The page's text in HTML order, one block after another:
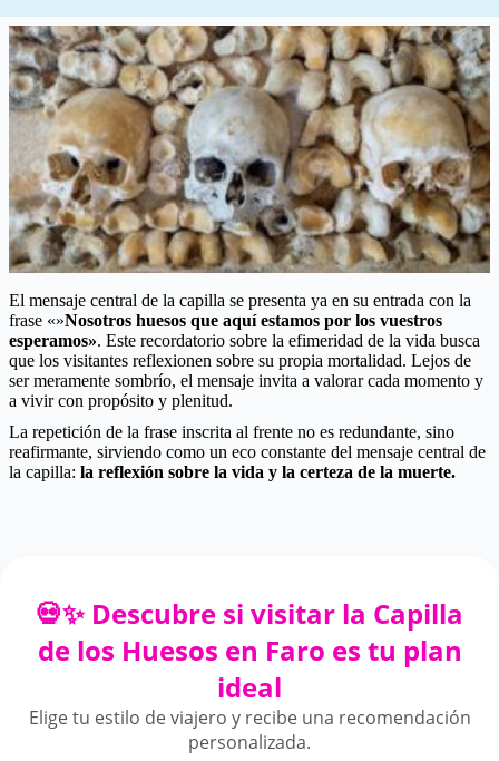
El mensaje central de la capilla se presenta ya en su entrada con la
frase «»Nosotros huesos que aquí estamos por los vuestros
esperamos». Este recordatorio sobre la efimeridad de la vida busca
que los visitantes reflexionen sobre su propia mortalidad. Lejos de
ser meramente sombrío, el mensaje invita a valorar cada momento y
a vivir con propósito y plenitud.
La repetición de la frase inscrita al frente no es redundante, sino
reafirmante, sirviendo como un eco constante del mensaje central de
la capilla: la reflexión sobre la vida y la certeza de la muerte.
💀✨ Descubre si visitar la Capilla
de los Huesos en Faro es tu plan
ideal
Elige tu estilo de viajero y recibe una recomendación
personalizada.